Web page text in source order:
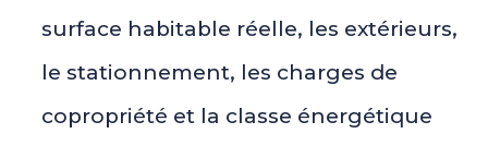
surface habitable réelle, les extérieurs,
le stationnement, les charges de
copropriété et la classe énergétique